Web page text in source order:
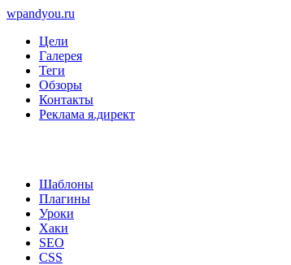
wpandyou.ru
Цели
Галерея
Теги
Обзоры
Контакты
Реклама я.директ
Шаблоны
Плагины
Уроки
Хаки
SEO
CSS